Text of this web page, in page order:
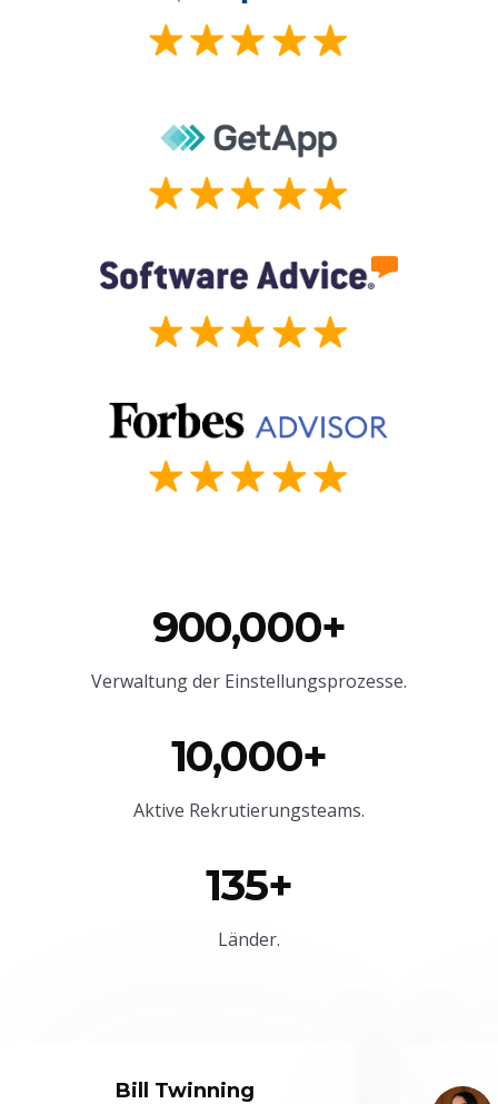
900,000+
Verwaltung der Einstellungsprozesse.
10,000+
Aktive Rekrutierungsteams.
135+
Länder.
Bill Twinning